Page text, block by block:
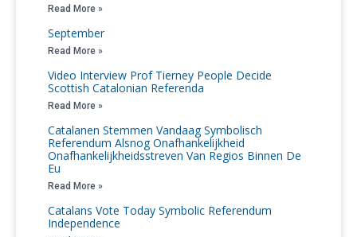
Read More »
September
Read More »
Video Interview Prof Tierney People Decide
Scottish Catalonian Referenda
Read More »
Catalanen Stemmen Vandaag Symbolisch
Referendum Alsnog Onafhankelijkheid
Onafhankelijkheidsstreven Van Regios Binnen De
Eu
Read More »
Catalans Vote Today Symbolic Referendum
Independence